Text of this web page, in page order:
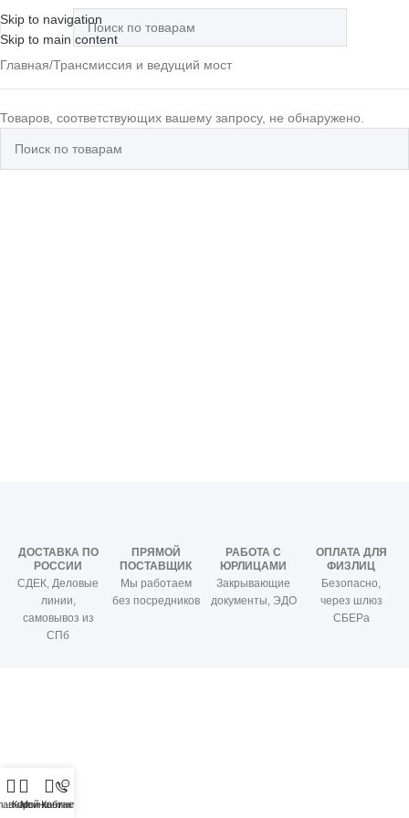
Skip to navigation
Skip to main content
Запчасти
Кабина,
Мачты
Главная Трансмиссия и ведущий мост
Товаров, соответствующих вашему запросу, не обнаружено.
ДОСТАВКА ПО
РОССИИ
СДЕК, Деловые
линии,
самовывоз из
СПб
ПРЯМОЙ
ПОСТАВЩИК
Мы работаем
без посредников
РАБОТА С
ЮРЛИЦАМИ
Закрывающие
документы, ЭДО
ОПЛАТА ДЛЯ
ФИЗЛИЦ
Безопасно,
через шлюз
СБЕРа
Корзина
Мой кабинет
Контакты